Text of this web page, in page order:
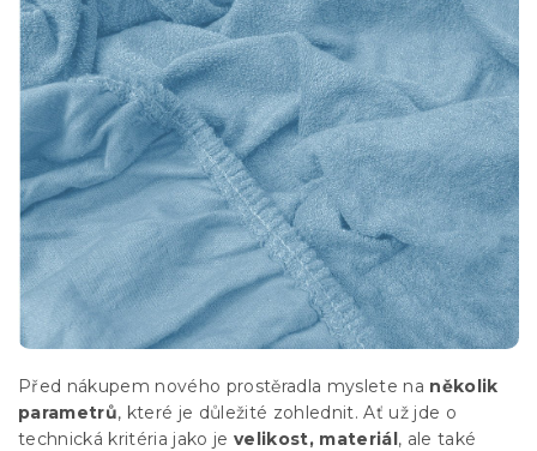
Před nákupem nového prostěradla myslete na několik
parametrů, které je důležité zohlednit. Ať už jde o
technická kritéria jako je velikost, materiál, ale také